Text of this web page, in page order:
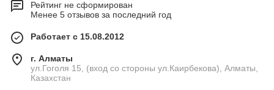
Рейтинг не сформирован
Менее 5 отзывов за последний год
Работает с 15.08.2012
г. Алматы
ул.Гоголя 15, (вход со стороны ул.Каирбекова), Алматы,
Казахстан